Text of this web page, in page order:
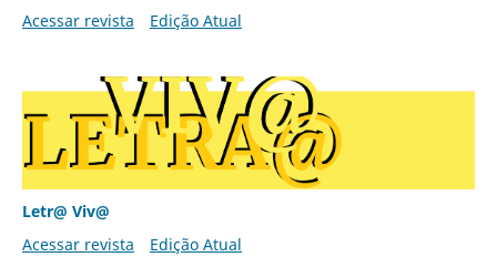
Acessar revista
Edição Atual
Letr@ Viv@
Acessar revista
Edição Atual